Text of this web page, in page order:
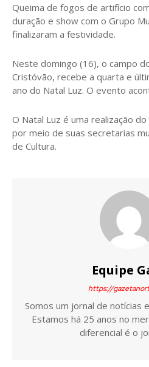
Queima de fogos de artifício
duração e show com o Grupo
finalizaram a festividade.
Neste domingo (16), o campo
Cristóvão, recebe a quarta e
ano do Natal Luz. O evento
O Natal Luz é uma realização
por meio de suas secretarias
de Cultura.
Equipe
https://
Somos um jornal de notícias
Estamos há 25 anos no
diferencial é o